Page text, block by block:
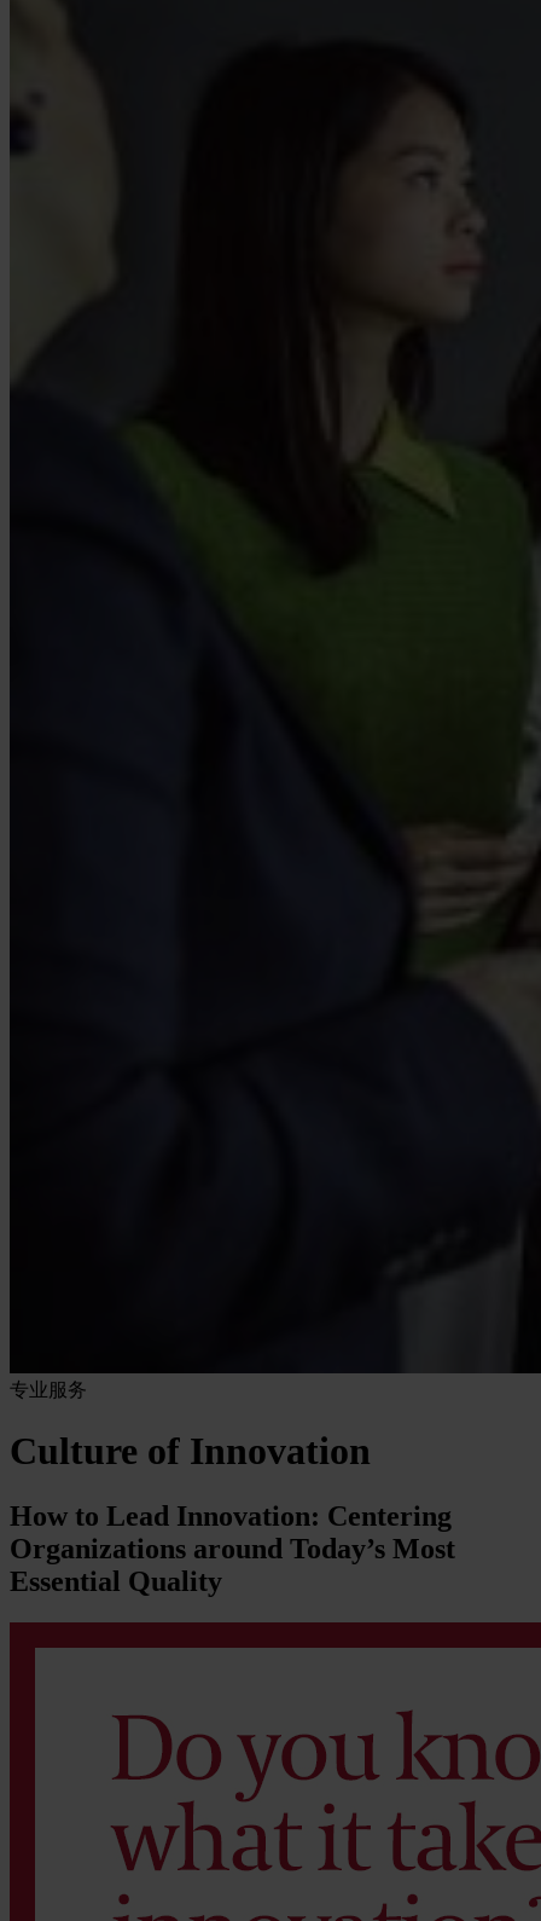
专业服务
Culture of Innovation
How to Lead Innovation: Centering
Organizations around Today’s Most
Essential Quality